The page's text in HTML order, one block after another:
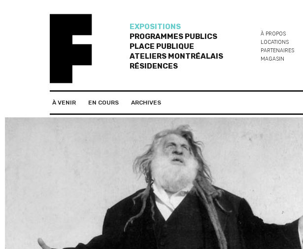
EXPOSITIONS
PROGRAMMES PUBLICS
PLACE PUBLIQUE
ATELIERS MONTRÉALAIS
RÉSIDENCES
À PROPOS
LOCATIONS
PARTENAIRES
MAGASIN
À VENIR EN COURS ARCHIVES